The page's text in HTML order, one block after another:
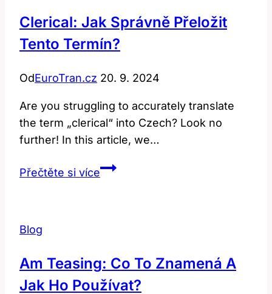
Clerical: Jak Správně Přeložit
Tento Termín?
OdEuroTran.cz 20. 9. 2024
Are you struggling to accurately translate
the term „clerical“ into Czech? Look no
further! In this article, we…
Přečtěte si víceClerical:
Blog
Am Teasing: Co To Znamená A
Jak Ho Používat?